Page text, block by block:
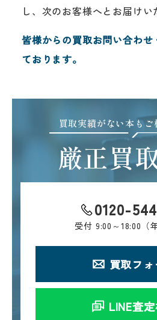
し、次のお客様へとお届けい
皆様からの買取お問い合わせ
ております。
買取実績がない本もご
厳正買
0120-
受付 9:00～18:00（
買取フ
LINE査